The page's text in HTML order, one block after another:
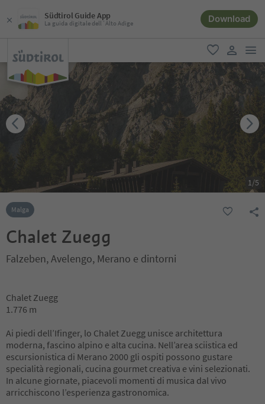
Südtirol Guide App
La guida digitale dell´Alto Adige Download
favoriti
user link
1/5
Malga
Chalet Zuegg
Falzeben, Avelengo, Merano e dintorni
Chalet Zuegg
1.776 m
Ai piedi dell’Ifinger, lo Chalet Zuegg unisce architettura
moderna, fascino alpino e alta cucina. Nell’area sciistica ed
escursionistica di Merano 2000 gli ospiti possono gustare
specialità regionali, cucina gourmet creativa e vini selezionati.
In alcune giornate, piacevoli momenti di musica dal vivo
arricchiscono l’esperienza gastronomica.